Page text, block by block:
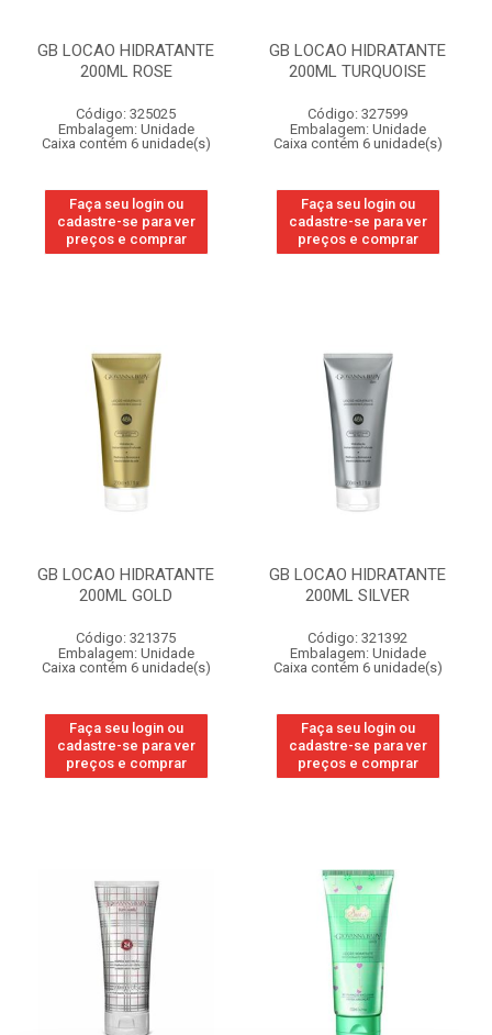
GB LOCAO HIDRATANTE
200ML ROSE
Código: 325025
Embalagem: Unidade
Caixa contém 6 unidade(s)
Faça seu login ou
cadastre-se para ver
preços e comprar
GB LOCAO HIDRATANTE
200ML TURQUOISE
Código: 327599
Embalagem: Unidade
Caixa contém 6 unidade(s)
Faça seu login ou
cadastre-se para ver
preços e comprar
GB LOCAO HIDRATANTE
200ML GOLD
Código: 321375
Embalagem: Unidade
Caixa contém 6 unidade(s)
Faça seu login ou
cadastre-se para ver
preços e comprar
GB LOCAO HIDRATANTE
200ML SILVER
Código: 321392
Embalagem: Unidade
Caixa contém 6 unidade(s)
Faça seu login ou
cadastre-se para ver
preços e comprar